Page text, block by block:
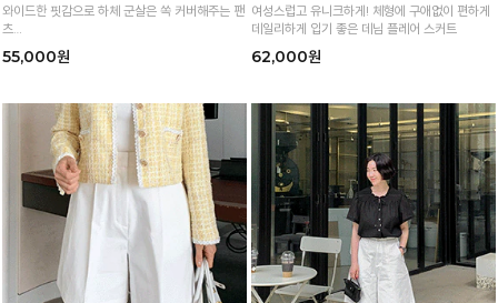
와이드한 핏감으로 하체 군살은 쏙 커버해주는 팬
츠
얇고 찰랑거리는 소재감으로 피부에 붙지 않아 편
안한 착용감!
55,000원
여성스럽고 유니크하게! 체형에 구애없이 편하게
데일리하게 입기 좋은 데님 플레어 스커트
62,000원